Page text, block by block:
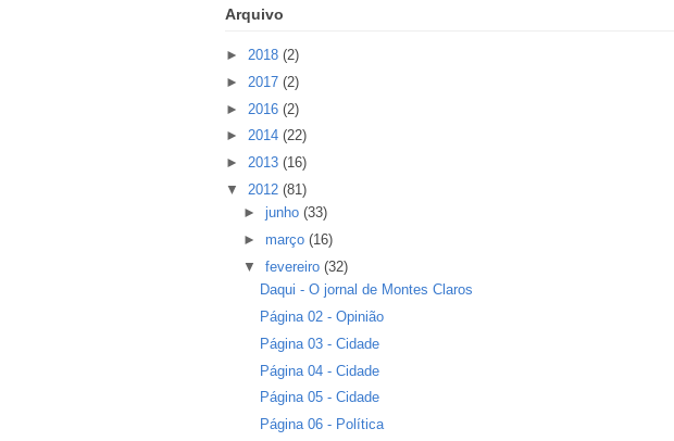
Arquivo
► 2018 (2)
► 2017 (2)
► 2016 (2)
► 2014 (22)
► 2013 (16)
▼ 2012 (81)
► junho (33)
► março (16)
▼ fevereiro (32)
Daqui - O jornal de Montes Claros
Página 02 - Opinião
Página 03 - Cidade
Página 04 - Cidade
Página 05 - Cidade
Página 06 - Política